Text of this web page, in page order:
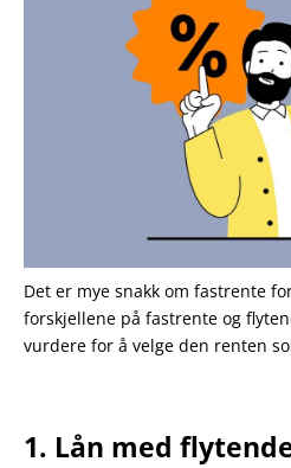
Det er mye snakk om fastrente
forskjellene på fastrente og
vurdere for å velge den renten
1. Lån med